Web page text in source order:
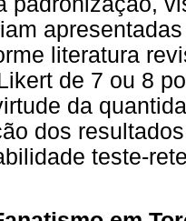
literatura
de 7 ou 8
da
dos
teste-